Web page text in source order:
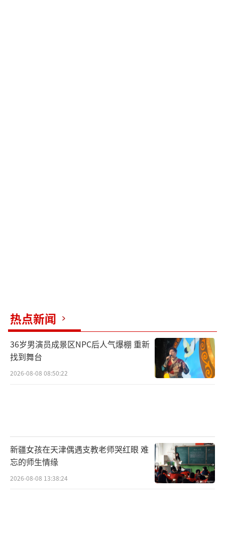
热点新闻
36岁男演员成景区NPC后人气爆棚 重新
找到舞台
2026-08-08 08:50:22
新疆女孩在天津偶遇支教老师哭红眼 难
忘的师生情缘
2026-08-08 13:38:24